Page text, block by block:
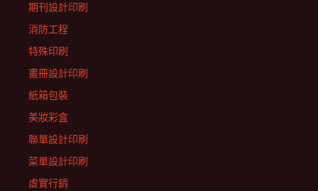
期刊設計印刷
消防工程
特殊印刷
畫冊設計印刷
紙箱包裝
美妝彩盒
聯單設計印刷
菜單設計印刷
虛實行銷